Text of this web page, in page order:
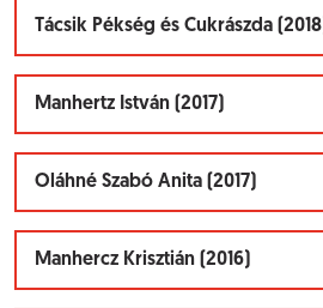
Tácsik Pékség és Cukrászda (2018)
Manhertz István (2017)
Oláhné Szabó Anita (2017)
Manhercz Krisztián (2016)